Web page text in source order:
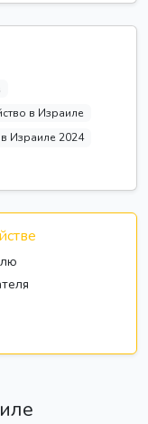
в Израиле
Израиле 2024